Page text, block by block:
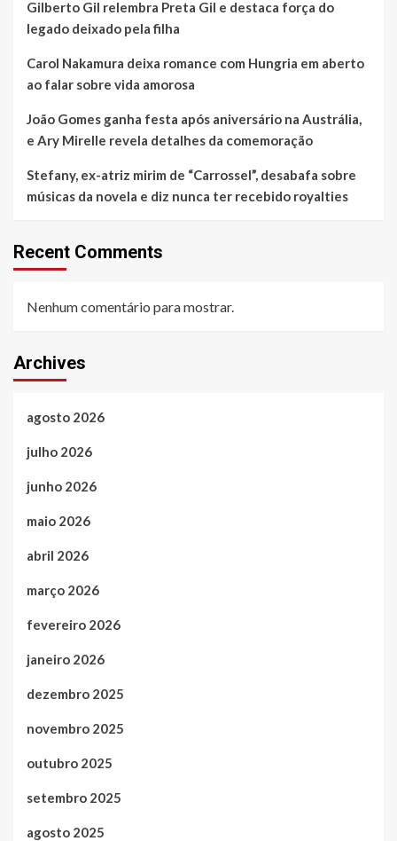
Gilberto Gil relembra Preta Gil e destaca força do
legado deixado pela filha
Carol Nakamura deixa romance com Hungria em aberto
ao falar sobre vida amorosa
João Gomes ganha festa após aniversário na Austrália,
e Ary Mirelle revela detalhes da comemoração
Stefany, ex-atriz mirim de “Carrossel”, desabafa sobre
músicas da novela e diz nunca ter recebido royalties
Recent Comments
Nenhum comentário para mostrar.
Archives
agosto 2026
julho 2026
junho 2026
maio 2026
abril 2026
março 2026
fevereiro 2026
janeiro 2026
dezembro 2025
novembro 2025
outubro 2025
setembro 2025
agosto 2025